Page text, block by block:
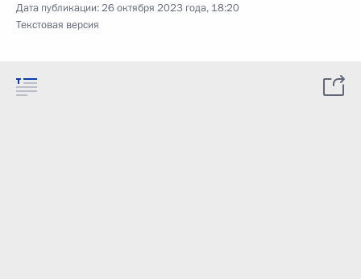
Дата публикации:26 октября 2023 года, 18:20
Текстовая версия